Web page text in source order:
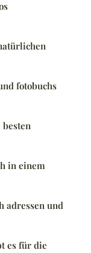
fotobuchs
in einem
adressen und
es für die